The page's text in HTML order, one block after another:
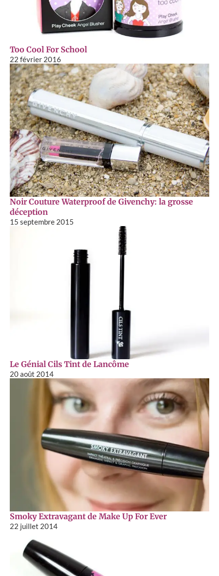
Too Cool For School
22 février 2016
Noir Couture Waterproof de Givenchy: la grosse
déception
15 septembre 2015
Le Génial Cils Tint de Lancôme
20 août 2014
Smoky Extravagant de Make Up For Ever
22 juillet 2014